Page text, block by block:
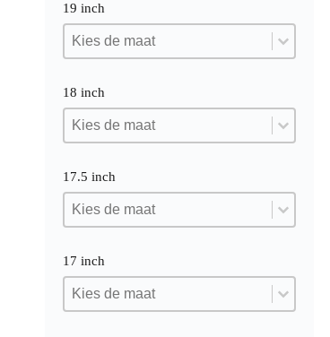
19 inch
19 inch
19 inch
19 inch
18 inch
18 inch
18 inch
18 inch
17.5 inch
17.5 inch
17.5 inch
17.5 inch
17 inch
17 inch
17 inch
17 inch